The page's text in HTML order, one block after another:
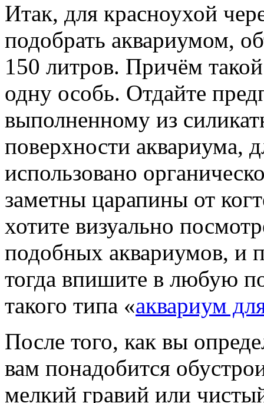
Итак, для красноухой
подобрать аквариумом,
150 литров. Причём
одну особь. Отдайте
выполненному из
поверхности аквариума,
использовано
заметны царапины от
хотите визуально
подобных аквариумов, и
тогда впишите в любую
такого типа «аквариум
После того, как вы
вам понадобится
мелкий гравий или